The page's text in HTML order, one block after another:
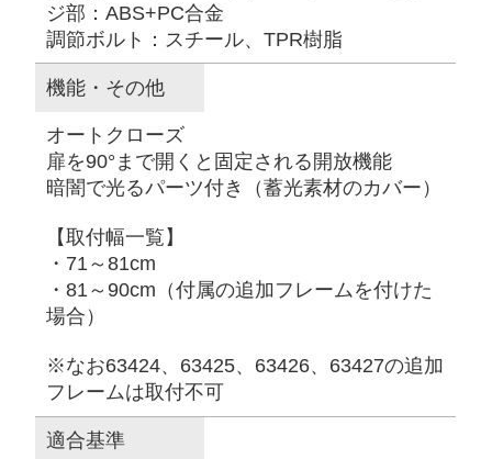
ジ部：ABS+PC合金
調節ボルト：スチール、TPR樹脂
機能・その他
オートクローズ
扉を90°まで開くと固定される開放機能
暗闇で光るパーツ付き（蓄光素材のカバー）
【取付幅一覧】
・71～81cm
・81～90cm（付属の追加フレームを付けた
場合）
※なお63424、63425、63426、63427の追加
フレームは取付不可
適合基準